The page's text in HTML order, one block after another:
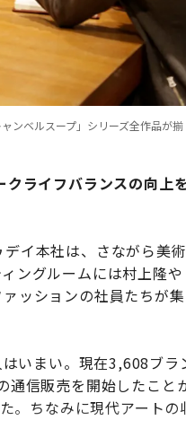
ンベルスープ」シリーズ全作品が揃
ライフバランスの向上
イ本社は、さながら美術
ングルームには村上隆や
ッションの社員たちが集
いまい。現在3,608ブラ
通信販売を開始したこと
。ちなみに現代アートの